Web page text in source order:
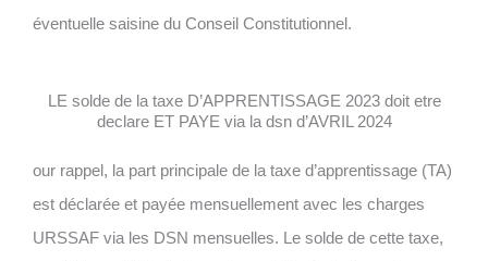
éventuelle saisine du Conseil Constitutionnel.
LE solde de la taxe D’APPRENTISSAGE 2023 doit etre
declare ET PAYE via la dsn d’AVRIL 2024
our rappel, la part principale de la taxe d’apprentissage (TA)
est déclarée et payée mensuellement avec les charges
URSSAF via les DSN mensuelles. Le solde de cette taxe,